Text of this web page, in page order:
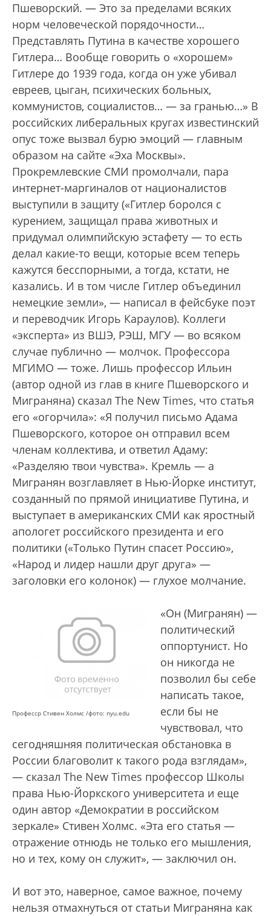
Пшеворский. — Это за пределами всяких
норм человеческой порядочности…
Представлять Путина в качестве хорошего
Гитлера… Вообще говорить о «хорошем»
Гитлере до 1939 года, когда он уже убивал
евреев, цыган, психических больных,
коммунистов, социалистов… — за гранью…» В
российских либеральных кругах известинский
опус тоже вызвал бурю эмоций — главным
образом на сайте «Эха Москвы».
Прокремлевские СМИ промолчали, пара
интернет-маргиналов от националистов
выступили в защиту («Гитлер боролся с
курением, защищал права животных и
придумал олимпийскую эстафету — то есть
делал какие-то вещи, которые всем теперь
кажутся бесспорными, а тогда, кстати, не
казались. И в том числе Гитлер объединил
немецкие земли», — написал в фейсбуке поэт
и переводчик Игорь Караулов). Коллеги
«эксперта» из ВШЭ, РЭШ, МГУ — во всяком
случае публично — молчок. Профессора
МГИМО — тоже. Лишь профессор Ильин
(автор одной из глав в книге Пшеворского и
Миграняна) сказал The New Times, что статья
его «огорчила»: «Я получил письмо Адама
Пшеворского, которое он отправил всем
членам коллектива, и ответил Адаму:
«Разделяю твои чувства». Кремль — а
Мигранян возглавляет в Нью-Йорке институт,
созданный по прямой инициативе Путина, и
выступает в американских СМИ как яростный
апологет российского президента и его
политики («Только Путин спасет Россию»,
«Народ и лидер нашли друг друга» —
заголовки его колонок) — глухое молчание.
Професср Стивен Холмс /фото: nyu.edu
«Он (Мигранян) —
политический
оппортунист. Но
он никогда не
позволил бы себе
написать такое,
если бы не
чувствовал, что
сегодняшняя политическая обстановка в
России благоволит к такого рода взглядам»,
— сказал The New Times профессор Школы
права Нью-Йоркского университета и еще
один автор «Демократии в российском
зеркале» Стивен Холмс. «Эта его статья —
отражение отнюдь не только его мышления,
но и тех, кому он служит», — заключил он.
И вот это, наверное, самое важное, почему
нельзя отмахнуться от статьи Миграняна как